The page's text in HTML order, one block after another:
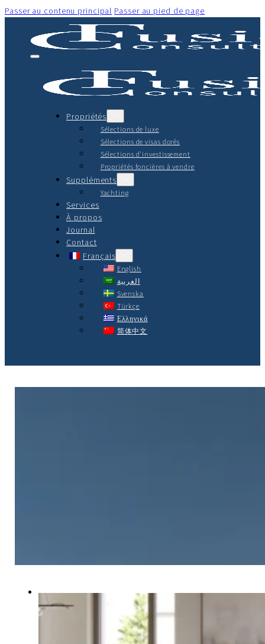
Passer au contenu principal Passer au pied de page
Propriétés
Sélections de luxe
Sélections de visas dorés
Sélections d'investissement
Propriétés foncières à vendre
Suppléments
Yachting
Services
À propos
Journal
Contact
Français
English
العربية
Svenska
Türkçe
Ελληνικά
简体中文